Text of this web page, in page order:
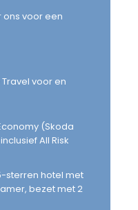
voor een
voor en
(Skoda
All Risk
sterren hotel met
bezet met 2